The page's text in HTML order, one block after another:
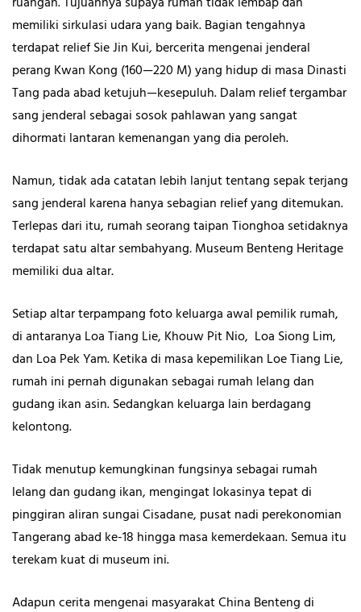
memiliki sirkulasi udara yang baik. Bagian tengahnya
terdapat relief Sie Jin Kui,bercerita mengenai jenderal
perang Kwan Kong (160—220 M) yang hidup di masa Dinasti
Tang pada abad ketujuh—kesepuluh. Dalam relief tergambar
sang jenderal sebagai sosok pahlawan yang sangat
dihormati lantaran kemenangan yang dia peroleh.
Namun, tidak ada catatan lebih lanjut tentang sepak terjang
sang jenderal karena hanya sebagian relief yang ditemukan.
Terlepas dari itu, rumah seorang taipanTionghoa setidaknya
terdapat satu altar sembahyang.Museum Benteng Heritage
memiliki dua altar.
Setiap altar terpampang foto keluarga awal pemilik rumah,
di antaranya Loa Tiang Lie, Khouw Pit Nio, Loa Siong Lim,
dan Loa Pek Yam. Ketika di masa kepemilikan Loe Tiang Lie,
rumah ini pernah digunakan sebagai rumah lelang dan
gudang ikan asin. Sedangkan keluarga lain berdagang
kelontong.
Tidak menutup kemungkinan fungsinya sebagai rumah
lelang dan gudang ikan, mengingat lokasinya tepat di
pinggiran aliran sungai Cisadane, pusat nadi perekonomian
Tangerang abad ke-18 hingga masa kemerdekaan. Semua itu
terekam kuat di museum ini.
Adapun cerita mengenai masyarakat China Benteng di